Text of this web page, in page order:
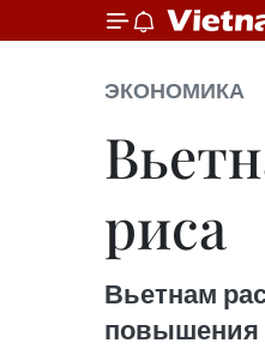
ЭКОНОМИКА
риса
Вьетнам
повышения